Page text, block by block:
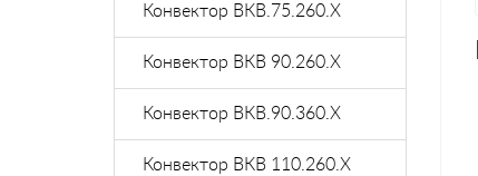
Конвектор ВКВ.75.260.X
Конвектор ВКВ 90.260.X
Конвектор ВКВ.90.360.X
Конвектор ВКВ 110.260.X